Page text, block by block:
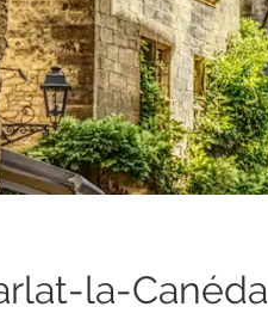
la-Canéda